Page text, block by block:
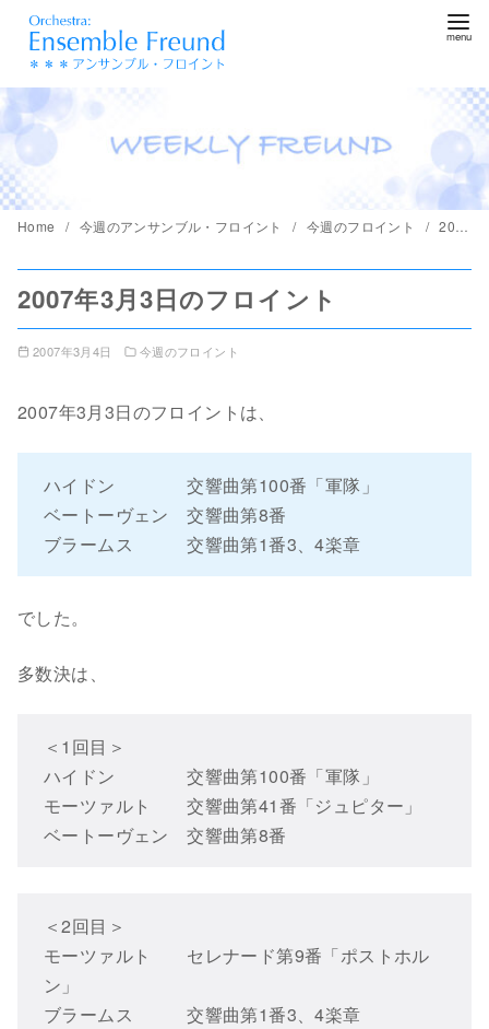
ツ
へ
移
Home 今週のアンサンブル・フロイント 今週のフロイント 2007年3月3日のフロイント
2007年3月3日のフロイント
2007年3月4日 今週のフロイント
2007年3月3日のフロイントは、
ハイドン 交響曲第100番「軍隊」
ベートーヴェン 交響曲第8番
ブラームス 交響曲第1番3、4楽章
でした。
多数決は、
＜1回目＞
ハイドン 交響曲第100番「軍隊」
モーツァルト 交響曲第41番「ジュピター」
ベートーヴェン 交響曲第8番
＜2回目＞
モーツァルト セレナード第9番「ポストホル
ン」
ブラームス 交響曲第1番3、4楽章